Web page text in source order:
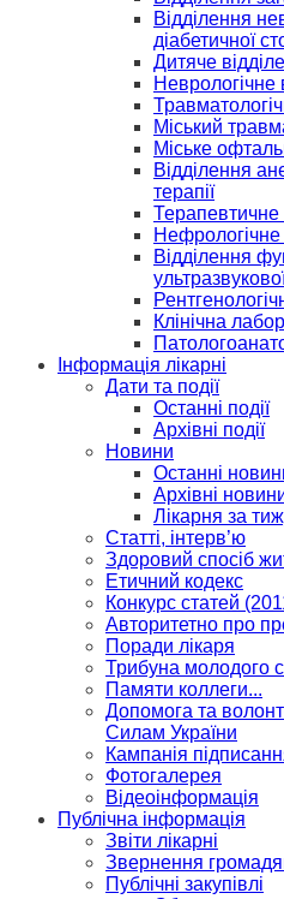
Відділення
діабетичної
Дитяче
Неврологічне
Міський
Міське
Відділення
терапії
Терапевтичне
Нефрологічне
Відділення
Клінічна
Інформація лікарні
Дати та події
Останні події
Архівні події
Новини
Останні
Архівні
Лікарня за
Статті, інтерв’ю
Здоровий спосіб
Етичний кодекс
Конкурс статей
Авторитетно про
Поради лікаря
Трибуна молодого
Памяти коллеги...
Допомога та
Силам України
Кампанія
Фотогалерея
Відеоінформація
Публічна інформація
Звіти лікарні
Звернення
Публічні закупівлі